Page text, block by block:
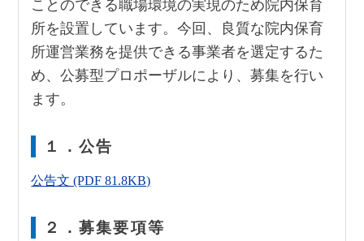
ことのできる職場環境の実現のため院内保育
所を設置しています。今回、良質な院内保育
所運営業務を提供できる事業者を選定するた
め、公募型プロポーザルにより、募集を行い
ます。
１．公告
公告文 (PDF 81.8KB)
２．募集要項等